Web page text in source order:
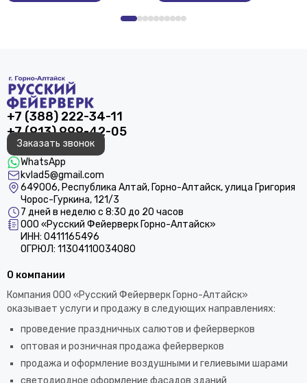
+7 (388) 222-34-11
+7 (913) 999-42-05
Заказать звонок
WhatsApp
kvlad5@gmail.com
649006, Республика Алтай, Горно-Алтайск, улица Григория
Чорос-Гуркина, 121/3
7 дней в неделю с 8:30 до 20 часов
ООО «Русский Фейерверк Горно-Алтайск»
ИНН: 0411165496
ОГРЮЛ: 11304110034080
О компании
Компания ООО «Русский Фейерверк Горно-Алтайск»
оказывает услуги и продажу в следующих направлениях:
проведение праздничных салютов и фейерверков
оптовая и розничная продажа фейерверков
продажа и оформление воздушными и гелиевыми шарами
светодиодное оформление фасадов зданий